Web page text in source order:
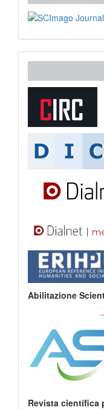
Abilitazione
Revista científica